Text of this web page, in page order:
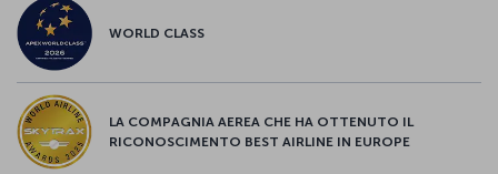
WORLD CLASS
LA COMPAGNIA AEREA CHE HA OTTENUTO IL
RICONOSCIMENTO BEST AIRLINE IN EUROPE